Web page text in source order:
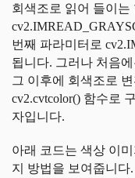
회색조로 읽어 들이는
번째 파라미터로
됩니다. 그러나 처음
그 이후에 회색조로
cv2.cvtcolor() 함수로
자입니다.
아래 코드는 색상 이
지 방법을 보여줍니다